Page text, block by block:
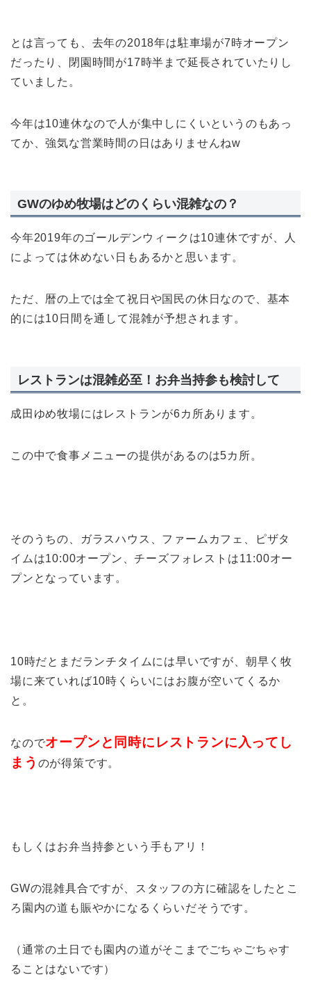
とは言っても、去年の2018年は駐車場が7時オープン
だったり、閉園時間が17時半まで延長されていたりし
ていました。
今年は10連休なので人が集中しにくいというのもあっ
てか、強気な営業時間の日はありませんねw
GWのゆめ牧場はどのくらい混雑なの？
今年2019年のゴールデンウィークは10連休ですが、人
によっては休めない日もあるかと思います。
ただ、暦の上では全て祝日や国民の休日なので、基本
的には10日間を通して混雑が予想されます。
レストランは混雑必至！お弁当持参も検討して
成田ゆめ牧場にはレストランが6カ所あります。
この中で食事メニューの提供があるのは5カ所。
そのうちの、ガラスハウス、ファームカフェ、ピザタ
イムは10:00オープン、チーズフォレストは11:00オー
プンとなっています。
10時だとまだランチタイムには早いですが、朝早く牧
場に来ていれば10時くらいにはお腹が空いてくるか
と。
なのでオープンと同時にレストランに入ってし
まう のが得策です。
もしくはお弁当持参という手もアリ！
GWの混雑具合ですが、スタッフの方に確認をしたとこ
ろ園内の道も賑やかになるくらいだそうです。
（通常の土日でも園内の道がそこまでごちゃごちゃす
ることはないです）